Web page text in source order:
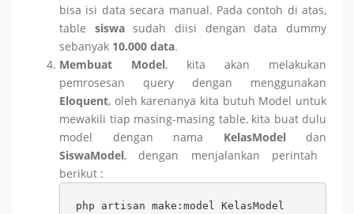
bisa isi data secara manual. Pada contoh di atas,
table siswasudah diisi dengan data dummy
sebanyak 10.000 data.
Membuat Model, kita akan melakukan
pemrosesan query dengan menggunakan
Eloquent, oleh karenanya kita butuh Model untuk
mewakili tiap masing-masing table, kita buat dulu
model dengan nama KelasModeldan
SiswaModel, dengan menjalankan perintah
berikut :
php artisan make:model KelasModel